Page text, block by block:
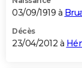
03/09/1919 à
Décès
23/04/2012 à